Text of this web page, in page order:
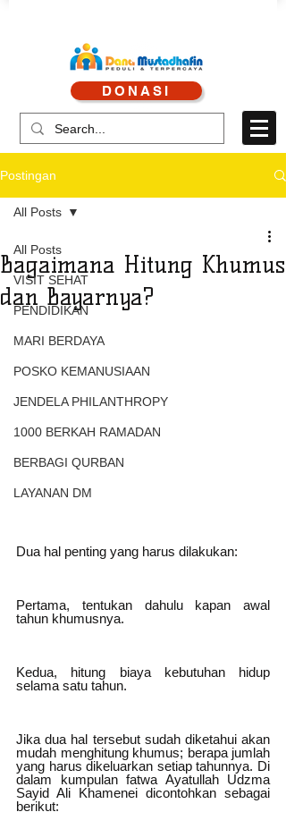
CALL CENTRE : 0878
CALL LAYANAN : 0813
DONASI
Postingan
All Posts
VISIT SEHAT
PENDIDIKAN
MARI BERDAYA
POSKO KEMANUSIAAN
JENDELA PHILANTHROPY
1000 BERKAH RAMADAN
BERBAGI QURBAN
LAYANAN DM
All Posts
Bagaimana Hitung Khumus
dan Bayarnya?
Dua hal penting yang harus dilakukan:
Pertama, tentukan dahulu kapan awal
tahun khumusnya.
Kedua, hitung biaya kebutuhan hidup
selama satu tahun.
Jika dua hal tersebut sudah diketahui akan
mudah menghitung khumus; berapa jumlah
yang harus dikeluarkan setiap tahunnya. Di
dalam kumpulan fatwa Ayatullah Udzma
Sayid Ali Khamenei dicontohkan sebagai
berikut: